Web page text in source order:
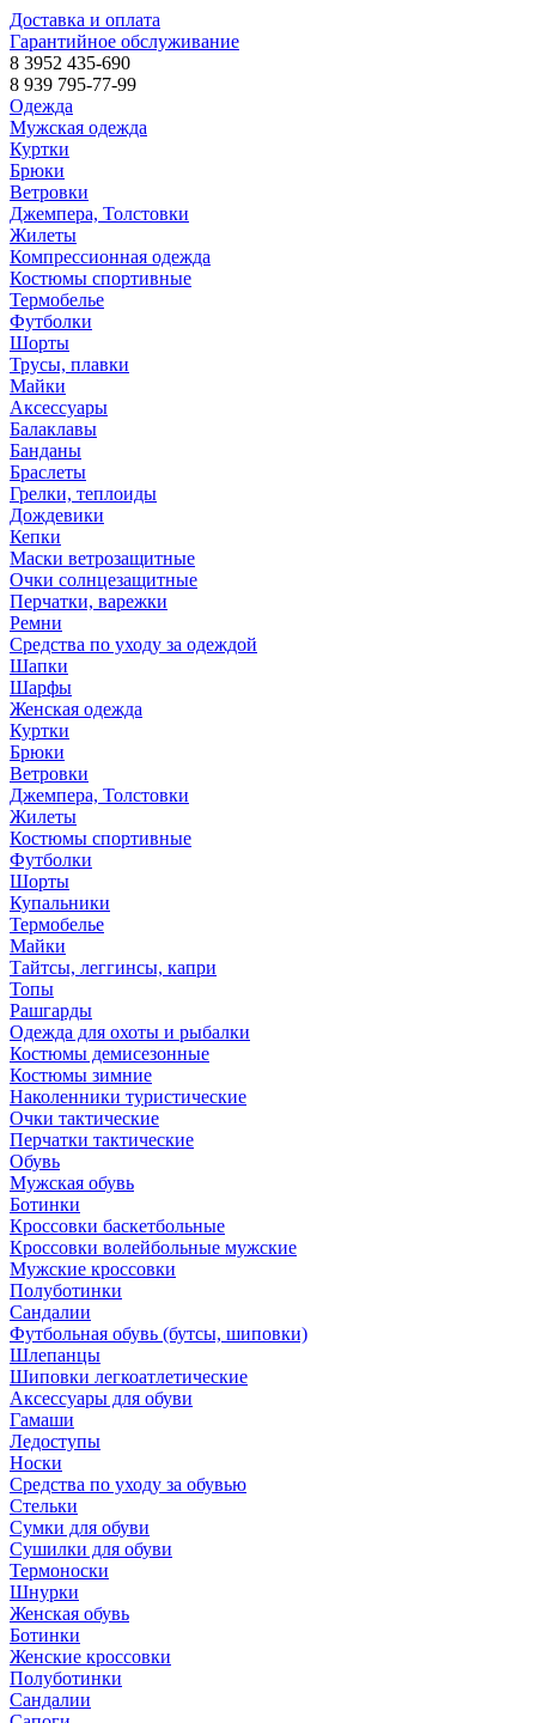
Доставка и оплата
Гарантийное обслуживание
8 3952 435-690
8 939 795-77-99
Одежда
Мужская одежда
Куртки
Брюки
Ветровки
Джемпера, Толстовки
Жилеты
Компрессионная одежда
Костюмы спортивные
Термобелье
Футболки
Шорты
Трусы, плавки
Майки
Аксессуары
Балаклавы
Банданы
Браслеты
Грелки, теплоиды
Дождевики
Кепки
Маски ветрозащитные
Очки солнцезащитные
Перчатки, варежки
Ремни
Средства по уходу за одеждой
Шапки
Шарфы
Женская одежда
Куртки
Брюки
Ветровки
Джемпера, Толстовки
Жилеты
Костюмы спортивные
Футболки
Шорты
Купальники
Термобелье
Майки
Тайтсы, леггинсы, капри
Топы
Рашгарды
Одежда для охоты и рыбалки
Костюмы демисезонные
Костюмы зимние
Наколенники туристические
Очки тактические
Перчатки тактические
Обувь
Мужская обувь
Ботинки
Кроссовки баскетбольные
Кроссовки волейбольные мужские
Мужские кроссовки
Полуботинки
Сандалии
Футбольная обувь (бутсы, шиповки)
Шлепанцы
Шиповки легкоатлетические
Аксессуары для обуви
Гамаши
Ледоступы
Носки
Средства по уходу за обувью
Стельки
Сумки для обуви
Сушилки для обуви
Термоноски
Шнурки
Женская обувь
Ботинки
Женские кроссовки
Полуботинки
Сандалии